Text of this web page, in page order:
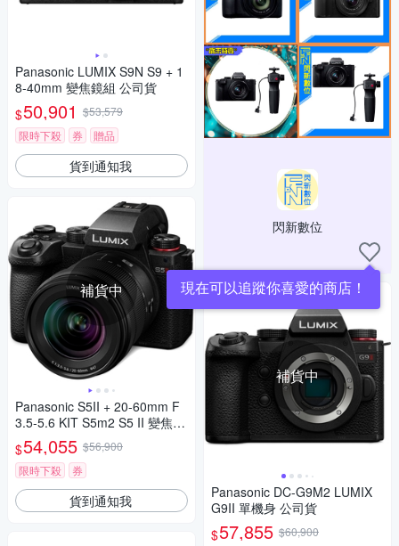
Panasonic LUMIX S9N S9 + 1
8-40mm 變焦鏡組 公司貨
$50,901 $53,579
限時下殺
券 贈品
貨到通知我
補貨中
Panasonic S5II + 20-60mm F
3.5-5.6 KIT S5m2 S5 II 變焦鏡
組 公司貨
$54,055 $56,900
限時下殺
券
貨到通知我
閃新數位
現在可以追蹤你喜愛的商店！
補貨中
Panasonic DC-G9M2 LUMIX
G9II 單機身 公司貨
$57,855 $60,900